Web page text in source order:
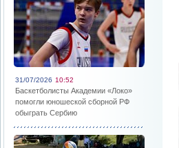
31/07/2026 10:52
Баскетболисты Академии «Локо»
помогли юношеской сборной РФ
обыграть Сербию